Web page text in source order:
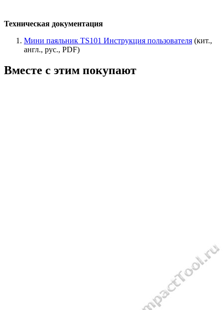
Техническая документация
Мини паяльник TS101 Инструкция пользователя (кит.,
англ., рус., PDF)
Вместе с этим покупают